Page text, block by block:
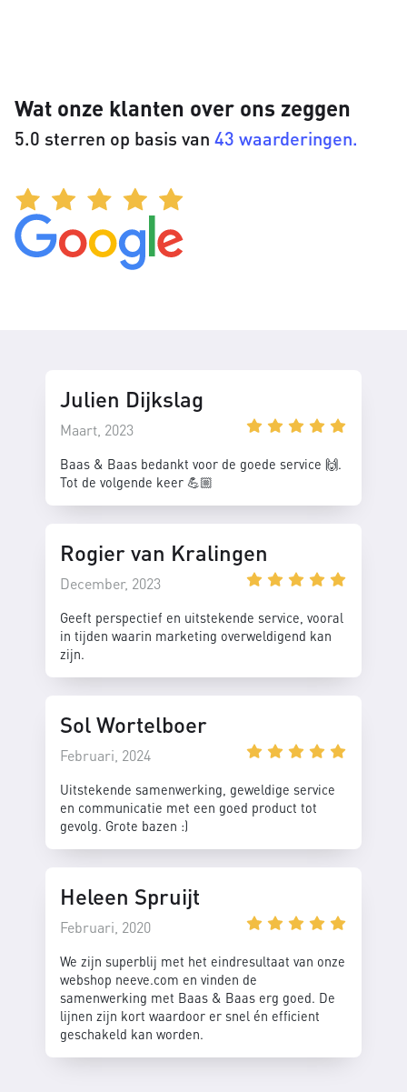
Wat onze klanten over ons zeggen
5.0 sterren op basis van 43 waarderingen.
Julien Dijkslag
Maart, 2023
Baas & Baas bedankt voor de goede service 🙌.
Tot de volgende keer 💪🏼
Rogier van Kralingen
December, 2023
Geeft perspectief en uitstekende service, vooral
in tijden waarin marketing overweldigend kan
zijn.
Sol Wortelboer
Februari, 2024
Uitstekende samenwerking, geweldige service
en communicatie met een goed product tot
gevolg. Grote bazen :)
Heleen Spruijt
Februari, 2020
We zijn superblij met het eindresultaat van onze
webshop neeve.com en vinden de
samenwerking met Baas & Baas erg goed. De
lijnen zijn kort waardoor er snel én efficient
geschakeld kan worden.